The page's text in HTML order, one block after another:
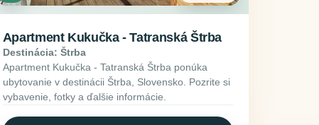
Apartment Kukučka - Tatranská Štrba
Destinácia: Štrba
Apartment Kukučka - Tatranská Štrba ponúka
ubytovanie v destinácii Štrba, Slovensko. Pozrite si
vybavenie, fotky a ďalšie informácie.